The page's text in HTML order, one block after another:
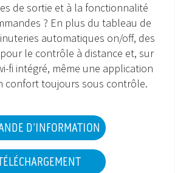
de sortie et à la fonctionnalité
? En plus du tableau de
automatiques on/off, des
le contrôle à distance et, sur
fi intégré, même une application
confort toujours sous contrôle.
D'INFORMATION